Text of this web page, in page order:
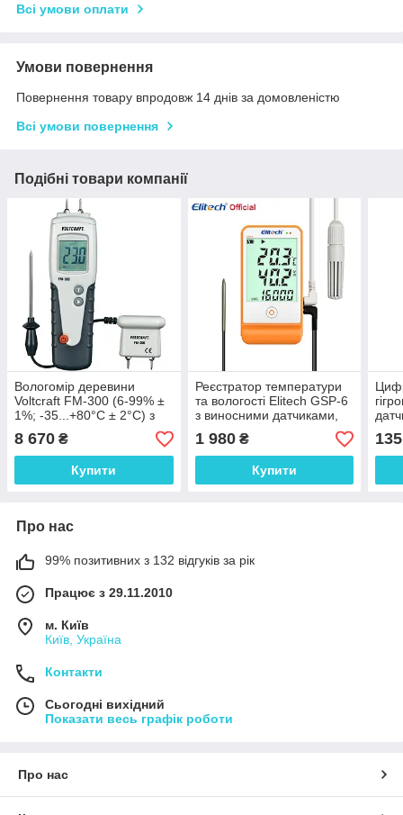
Всі умови оплати
Умови повернення
Повернення товару впродовж 14 днів за домовленістю
Всі умови повернення
Подібні товари компанії
Вологомір деревини
Voltcraft FM-300 (6-99% ±
1%; -35...+80°C ± 2°C) з
виносним датчиком
температури та вологості.
Німеччина
8 670 ₴
Купити
Реєстратор температури
та вологості Elitech GSP-6
з виносними датчиками,
пам'яттю 16000, (-40°C ~
+85°C, ±0.5℃; 0 ~ 99%,
±3%)
1 980₴
Купити
від
135
Про нас
99% позитивних з 132 відгуків за рік
Працює з 29.11.2010
м. Київ
Київ, Україна
Контакти
Сьогодні вихідний
Показати весь графік роботи
Про нас